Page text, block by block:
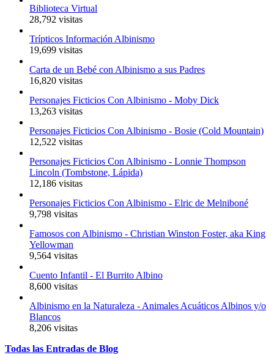
Biblioteca Virtual
28,792 visitas
Trípticos Información Albinismo
19,699 visitas
Carta de un Bebé con Albinismo a sus Padres
16,820 visitas
Personajes Ficticios Con Albinismo - Moby Dick
13,263 visitas
Personajes Ficticios Con Albinismo - Bosie (Cold Mountain)
12,522 visitas
Personajes Ficticios Con Albinismo - Lonnie Thompson
Lincoln (Tombstone, Lápida)
12,186 visitas
Personajes Ficticios Con Albinismo - Elric de Melniboné
9,798 visitas
Famosos con Albinismo - Christian Winston Foster, aka King
Yellowman
9,564 visitas
Cuento Infantil - El Burrito Albino
8,600 visitas
Albinismo en la Naturaleza - Animales Acuáticos Albinos y/o
Blancos
8,206 visitas
Todas las Entradas de Blog